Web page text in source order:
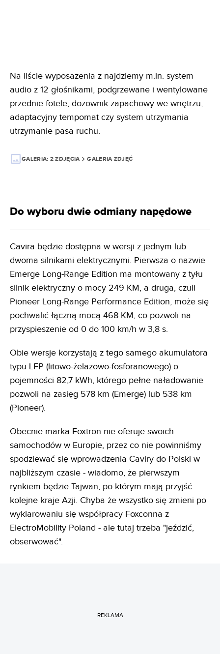
Na liście wyposażenia z najdziemy m.in. system
audio z 12 głośnikami, podgrzewane i wentylowane
przednie fotele, dozownik zapachowy we wnętrzu,
adaptacyjny tempomat czy system utrzymania
utrzymanie pasa ruchu.
GALERIA: 2 ZDJĘCIA GALERIA ZDJĘĆ
Do wyboru dwie odmiany napędowe
Cavira będzie dostępna w wersji z jednym lub
dwoma silnikami elektrycznymi. Pierwsza o nazwie
Emerge Long-Range Edition ma montowany z tyłu
silnik elektryczny o mocy 249 KM, a druga, czuli
Pioneer Long-Range Performance Edition, może się
pochwalić łączną mocą 468 KM, co pozwoli na
przyspieszenie od 0 do 100 km/h w 3,8 s.
Obie wersje korzystają z tego samego akumulatora
typu LFP (litowo-żelazowo-fosforanowego) o
pojemności 82,7 kWh, którego pełne naładowanie
pozwoli na zasięg 578 km (Emerge) lub 538 km
(Pioneer).
Obecnie marka Foxtron nie oferuje swoich
samochodów w Europie, przez co nie powinniśmy
spodziewać się wprowadzenia Caviry do Polski w
najbliższym czasie - wiadomo, że pierwszym
rynkiem będzie Tajwan, po którym mają przyjść
kolejne kraje Azji. Chyba że wszystko się zmieni po
wyklarowaniu się współpracy Foxconna z
ElectroMobility Poland - ale tutaj trzeba "jeździć,
obserwować".
REKLAMA